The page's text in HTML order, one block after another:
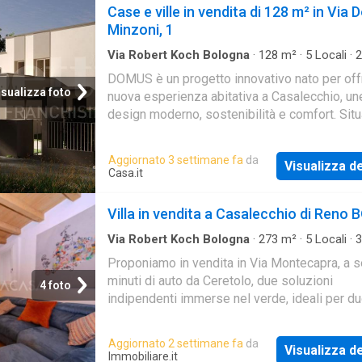
foto
Case e ville in vendita di 128 m² in Via
Minzoni, 1
Via Robert Koch Bologna · 128 m² · 5 Locali · 2
DOMUS è un progetto innovativo nato per
nuova esperienza abitativa a Casalecchio,
design moderno, sostenibilità e comfort.
complesso consente di vivere a pochi passi
servizi essenziali, dalle aree verdi e dai
all'avanguardia e un’attenzione particolare
sostenibilità ambientale
Aggiornato 3 settimane fa da
Casa.it
Visualizza
4 foto
Villa in vendita a Casalecchio di Reno
Via Robert Koch Bologna · 273 m² · 5 Locali · 3
Proponiamo in vendita in Via Montecapra, a
minuti di auto da Ceretolo, due soluzioni
indipendenti immerse nel verde, ideali per
Aggiornato 2 settimane fa da
Immobiliare.it
Visualizza